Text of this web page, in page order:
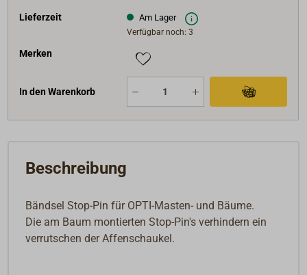
Lieferzeit Am Lager
Verfügbar noch: 3
Merken
In den Warenkorb
Beschreibung
Bändsel Stop-Pin für OPTI-Masten- und Bäume.
Die am Baum montierten Stop-Pin's verhindern ein
verrutschen der Affenschaukel.